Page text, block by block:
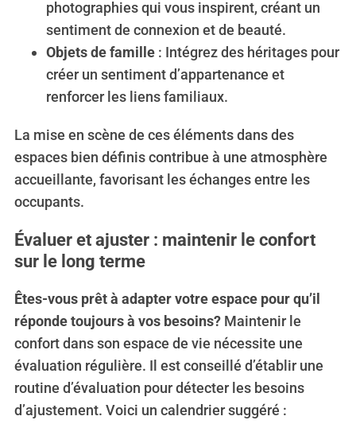
photographies qui vous inspirent, créant un
sentiment de connexion et de beauté.
Objets de famille: Intégrez des héritages pour
créer un sentiment d’appartenance et
renforcer les liens familiaux.
La mise en scène de ces éléments dans des
espaces bien définis contribue à une atmosphère
accueillante, favorisant les échanges entre les
occupants.
Évaluer et ajuster : maintenir le confort
sur le long terme
Êtes-vous prêt à adapter votre espace pour qu’il
réponde toujours à vos besoins?Maintenir le
confort dans son espace de vie nécessite une
évaluation régulière. Il est conseillé d’établir une
routine d’évaluation pour détecter les besoins
d’ajustement. Voici un calendrier suggéré :